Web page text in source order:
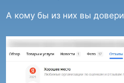
А кому бы из них вы